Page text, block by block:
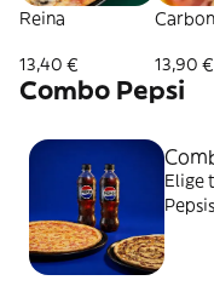
Reina
13,40 € 13,90 €
Combo Pepsi
Elige